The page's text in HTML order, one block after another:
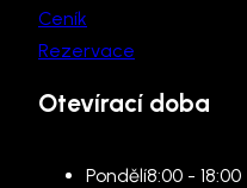
Ceník
Rezervace
Otevírací doba
Pondělí8:00 - 18:00